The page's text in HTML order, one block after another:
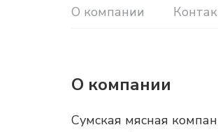
О компании
О компании
Сумская мясная